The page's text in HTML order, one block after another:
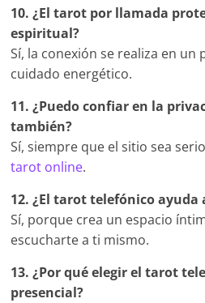
10. ¿El tarot por llamada
espiritual?
Sí, la conexión se realiza en un
cuidado energético.
11. ¿Puedo confiar en la
también?
Sí, siempre que el sitio sea
tarot online.
12. ¿El tarot telefónico
Sí, porque crea un espacio
escucharte a ti mismo.
13. ¿Por qué elegir el tarot
presencial?